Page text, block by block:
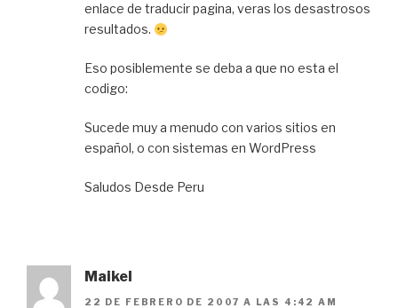
enlace de traducir pagina, veras los desastrosos
resultados.
Eso posiblemente se deba a que no esta el
codigo:
Sucede muy a menudo con varios sitios en
español, o con sistemas en WordPress
Saludos Desde Peru
Maikel
22 DE FEBRERO DE 2007 A LAS 4:42 AM